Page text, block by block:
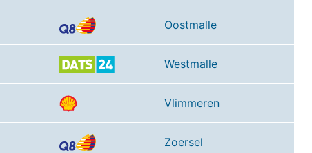
Oostmalle
Westmalle
Vlimmeren
Zoersel